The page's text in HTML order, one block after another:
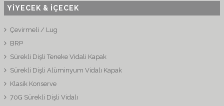
YİYECEK & İÇECEK
Çevirmeli / Lug
BRP
Sürekli Dişli Teneke Vidali Kapak
Sürekli Dişli Alüminyum Vidalı Kapak
Klasik Konserve
70G Sürekli Dişli Vidalı